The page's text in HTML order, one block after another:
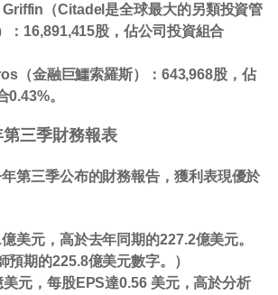
（Citadel是全球最大的另類投資管
：16,891,415股，佔公司投資組合
（金融巨鱷索羅斯）：643,968股，佔
0.43%。
第三季財務報表
第三季公布的財務報告，獲利表現優於
美元，高於去年同期的227.2億美元。
預期的225.8億美元數字。）
美元，每股EPS達0.56 美元，高於分析